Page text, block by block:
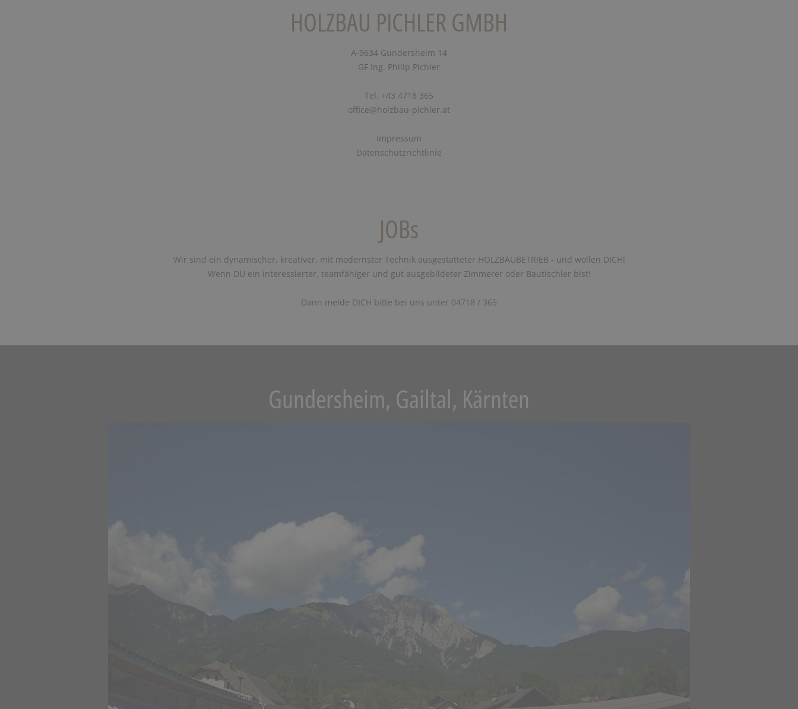
HOLZBAU PICHLER GMBH
A-9634 Gundersheim 14
GF Ing. Philip Pichler
Tel. +43 4718 365
office@holzbau-pichler.at
Impressum
Datenschutzrichtlinie
JOBs
Wir sind ein dynamischer, kreativer, mit modernster Technik ausgestatteter HOLZBAUBETRIEB - und wollen DICH!
Wenn DU ein interessierter, teamfähiger und gut ausgebildeter Zimmerer oder Bautischler bist!
Dann melde DICH bitte bei uns unter 04718 / 365
Gundersheim, Gailtal, Kärnten